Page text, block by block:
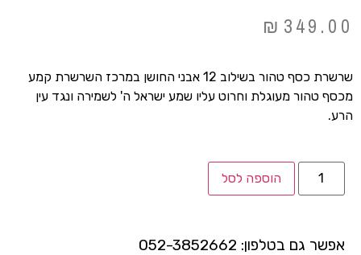
₪ 349.00
שרשרת כסף טהור בשילוב 12 אבני החושן במרכז השרשרת קמע
מכסף טהור מעוגלת וחרוט עליו שמע ישראל ה' לשמירה ונגד עין
הרע.
הוספה לסל
אפשר גם בטלפון: 052-3852662